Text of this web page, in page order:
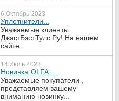
6 Октябрь 2023
Уплотнители...
Уважаемые клиенты
ДжастБэстТулс.Ру! На нашем
сайте...
14 Июль 2023
Новинка OLFA:...
Уважаемые покупатели ,
представляем вашему
вниманию новинку...